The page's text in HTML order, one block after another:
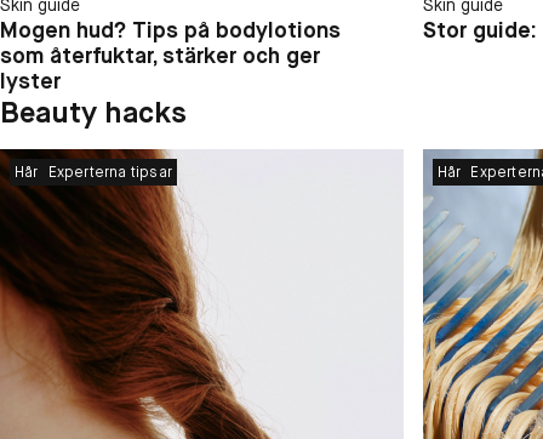
Skin guide
Mogen hud? Tips på bodylotions
som återfuktar, stärker och ger
lyster
Skin guide
Stor guide:
Beauty hacks
Hår Experterna tipsar Hår